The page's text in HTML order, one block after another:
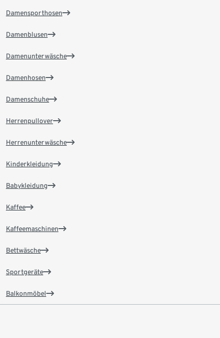
Damensporthosen
Damenblusen
Damenunterwäsche
Damenhosen
Damenschuhe
Herrenpullover
Herrenunterwäsche
Kinderkleidung
Babykleidung
Kaffee
Kaffeemaschinen
Bettwäsche
Sportgeräte
Balkonmöbel